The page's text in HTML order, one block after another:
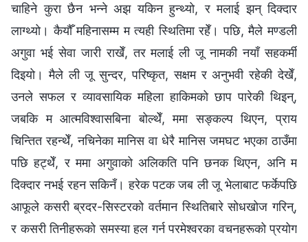
चाहिने कुरा छैन भन्ने अझ यकिन हुन्थ्यो, र मलाई झन् दिक्दार
लाग्थ्यो। कैयौँ महिनासम्म म त्यही स्थितिमा रहेँ। पछि, मैले मण्डली
अगुवा भई सेवा जारी राखेँ, तर मलाई ली जू नामकी नयाँ सहकर्मी
दिइयो। मैले ली जू सुन्दर, परिष्कृत, सक्षम र अनुभवी रहेकी देखेँ,
उनले सफल र व्यावसायिक महिला हाकिमको छाप पारेकी थिइन्,
जबकि म आत्मविश्वासबिना बोल्थेँ, ममा सङ्कल्प थिएन, प्राय
चिन्तित रहन्थेँ, नचिनेका मानिस वा धेरै मानिस जमघट भएका ठाउँमा
पछि हट्थेँ, र ममा अगुवाको अलिकति पनि छनक थिएन, अनि म
दिक्दार नभई रहन सकिनँ। हरेक पटक जब ली जू भेलाबाट फर्केपछि
आफूले कसरी ब्रदर-सिस्टरको वर्तमान स्थितिबारे सोधखोज गरिन्,
र कसरी तिनीहरूको समस्या हल गर्न परमेश्वरका वचनहरूको प्रयोग